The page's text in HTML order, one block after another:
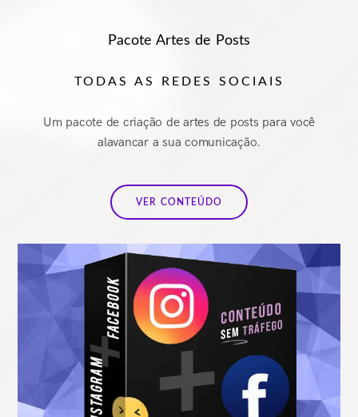
Pacote Artes de Posts
TODAS AS REDES SOCIAIS
Um pacote de criação de artes de posts para você
alavancar a sua comunicação.
VER CONTEÚDO